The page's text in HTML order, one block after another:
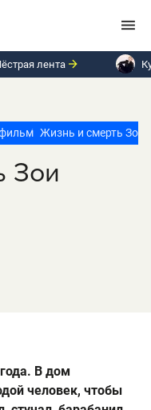
лента
Жизнь и смерть Зои
Зои
В дом
человек, чтобы